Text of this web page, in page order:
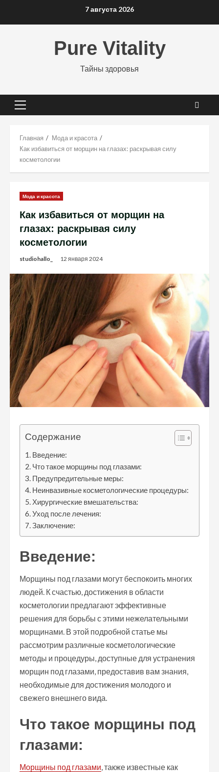
7 августа 2026
Pure Vitality
Тайны здоровья
Основное
Главная
Мода и красота
Как избавиться от морщин на глазах: раскрывая силу
косметологии
Мода и красота
Как избавиться от морщин на
глазах: раскрывая силу
косметологии
studiohallo_ 12 января 2024
Содержание
Введение:
Что такое морщины под глазами:
Предупредительные меры:
Неинвазивные косметологические процедуры:
Хирургические вмешательства:
Уход после лечения:
Заключение:
Введение:
Морщины под глазами могут беспокоить многих
людей. К счастью, достижения в области
косметологии предлагают эффективные
решения для борьбы с этими нежелательными
морщинами. В этой подробной статье мы
рассмотрим различные косметологические
методы и процедуры, доступные для устранения
морщин под глазами, предоставив вам знания,
необходимые для достижения молодого и
свежего внешнего вида.
Что такое морщины под
глазами:
Морщины под глазами, также известные как